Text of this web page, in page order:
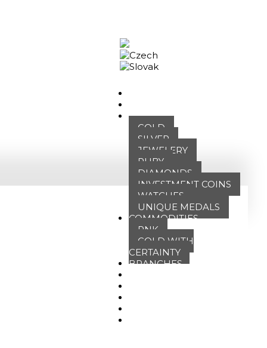
OUR OFFER
GOLD
SILVER
JEWELERY
RUBY
DIAMONDS
INVESTMENT COINS
WATCHES
UNIQUE MEDALS
COMMODITIES
PNK
GOLD WITH
CERTAINTY
BRANCHES